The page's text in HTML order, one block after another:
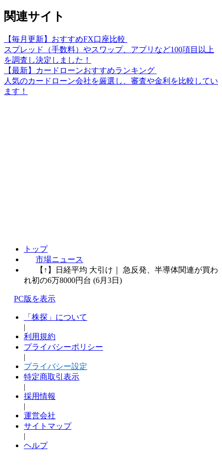
関連サイト
【毎月更新】おすすめFX口座比較
スプレッド（手数料）やスワップ、アプリなど100項目以上
を調査し決定しました！
【最新】カードローンおすすめランキング
人気のカードローン会社を厳選し、審査や金利を比較してい
ます！
トップ
市場ニュース
【↑】日経平均 大引け｜ 急反発、半導体関連が買わ
れ初の6万8000円台 (6月3日)
PC版を表示
「株探」について
|
利用規約
プライバシーポリシー
|
プライバシー設定
特定商取引表示
|
採用情報
|
運営会社
サイトマップ
|
ヘルプ